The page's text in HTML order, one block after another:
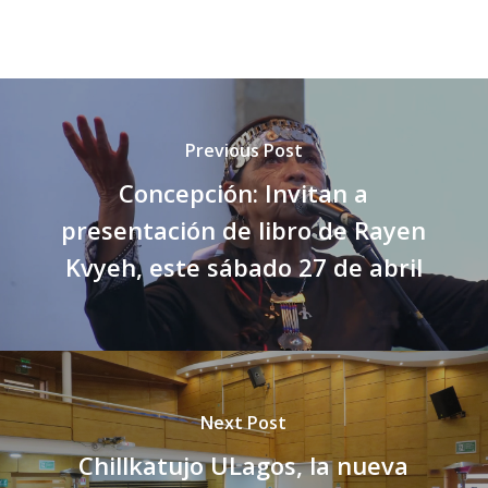
Previous Post
Concepción: Invitan a
presentación de libro de Rayen
Kvyeh, este sábado 27 de abril
Next Post
Chillkatujo ULagos, la nueva